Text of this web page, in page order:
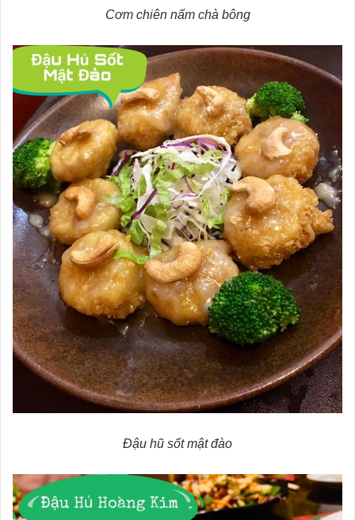
Cơm chiên nấm chà bông
Đậu hũ sốt mật đào